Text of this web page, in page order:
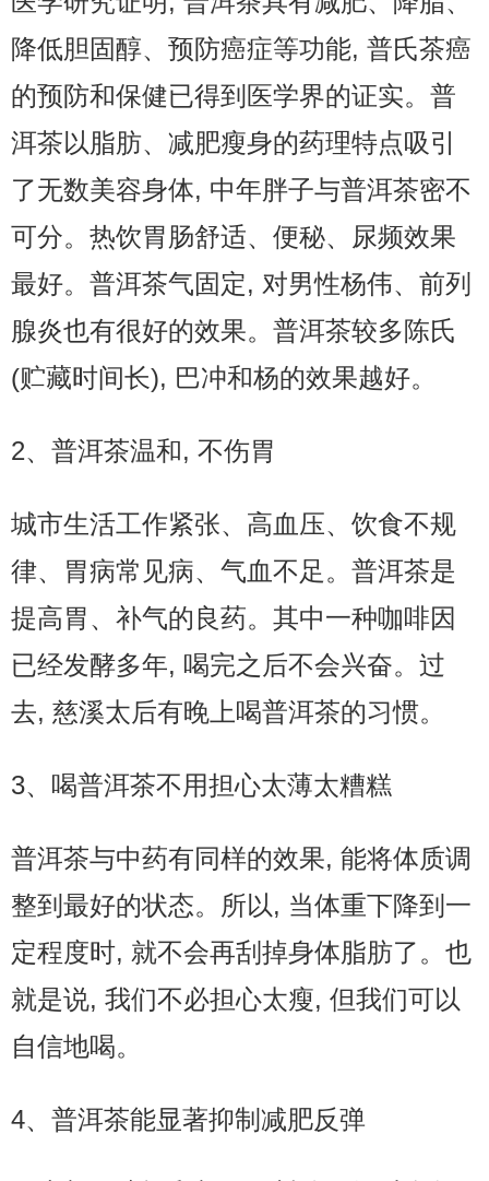
降低胆固醇、预防癌症等功能, 普氏茶癌
的预防和保健已得到医学界的证实。普
洱茶以脂肪、减肥瘦身的药理特点吸引
了无数美容身体, 中年胖子与普洱茶密不
可分。热饮胃肠舒适、便秘、尿频效果
最好。普洱茶气固定, 对男性杨伟、前列
腺炎也有很好的效果。普洱茶较多陈氏
(贮藏时间长), 巴冲和杨的效果越好。
2、普洱茶温和, 不伤胃
城市生活工作紧张、高血压、饮食不规
律、胃病常见病、气血不足。普洱茶是
提高胃、补气的良药。其中一种咖啡因
已经发酵多年, 喝完之后不会兴奋。过
去, 慈溪太后有晚上喝普洱茶的习惯。
3、喝普洱茶不用担心太薄太糟糕
普洱茶与中药有同样的效果, 能将体质调
整到最好的状态。所以, 当体重下降到一
定程度时, 就不会再刮掉身体脂肪了。也
就是说, 我们不必担心太瘦, 但我们可以
自信地喝。
4、普洱茶能显著抑制减肥反弹